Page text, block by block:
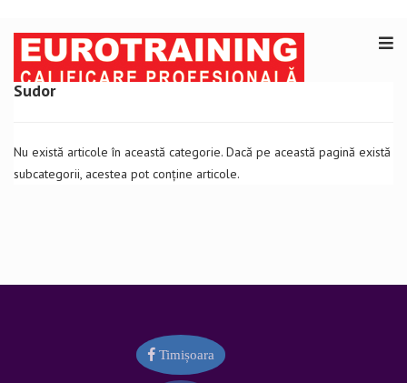
Sudor
Nu există articole în această categorie. Dacă pe această pagină există
subcategorii, acestea pot conține articole.
Timișoara